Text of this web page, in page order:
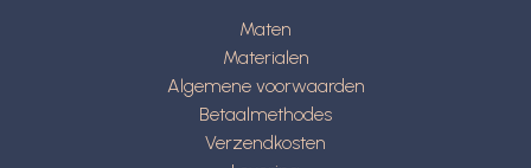
Maten
Materialen
Algemene voorwaarden
Betaalmethodes
Verzendkosten